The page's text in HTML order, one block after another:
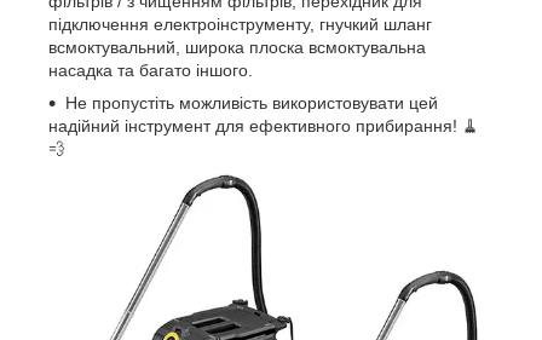
підключення електроінструменту, гнучкий шланг
всмоктувальний, широка плоска всмоктувальна
насадка та багато іншого.
Не пропустіть можливість використовувати цей
надійний інструмент для ефективного прибирання! 🧹
💨